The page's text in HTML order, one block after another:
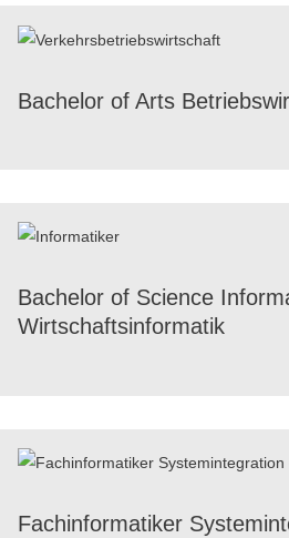
Bache­lor of Arts
Bache­lor of Science
Wirtschaftsinformatik
Fach­in­for­ma­ti­ker